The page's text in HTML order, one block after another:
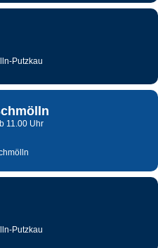
Putzkau
11.00 Uhr
Putzkau